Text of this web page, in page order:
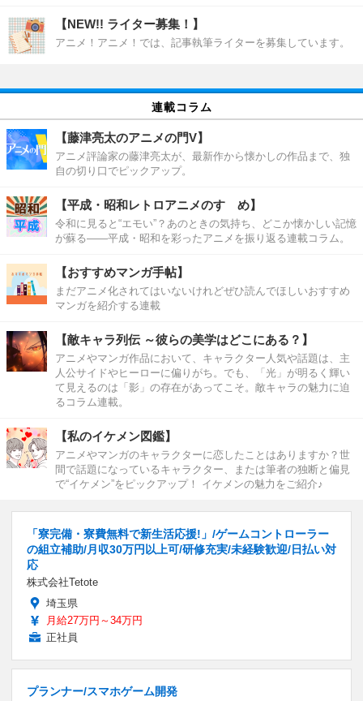
【NEW!! ライター募集！】
アニメ！アニメ！では、記事執筆ライターを募集しています。
連載コラム
【藤津亮太のアニメの門V】
アニメ評論家の藤津亮太が、最新作から懐かしの作品まで、独
自の切り口でピックアップ。
【平成・昭和レトロアニメのすゝめ】
令和に見ると“エモい”？あのときの気持ち、どこか懐かしい記憶
が蘇る――平成・昭和を彩ったアニメを振り返る連載コラム。
【おすすめマンガ手帖】
まだアニメ化されてはいないけれどぜひ読んでほしいおすすめ
マンガを紹介する連載
【敵キャラ列伝 ～彼らの美学はどこにある？】
アニメやマンガ作品において、キャラクター人気や話題は、主
人公サイドやヒーローに偏りがち。でも、「光」が明るく輝い
て見えるのは「影」の存在があってこそ。敵キャラの魅力に迫
るコラム連載。
【私のイケメン図鑑】
アニメやマンガのキャラクターに恋したことはありますか？世
間で話題になっているキャラクター、または筆者の独断と偏見
で“イケメン”をピックアップ！ イケメンの魅力をご紹介♪
「寮完備・寮費無料で新生活応援!」/ゲームコントローラー
の組立補助/月収30万円以上可/研修充実/未経験歓迎/日払い対
応
株式会社Tetote
埼玉県
月給27万円～34万円
正社員
プランナー/スマホゲーム開発